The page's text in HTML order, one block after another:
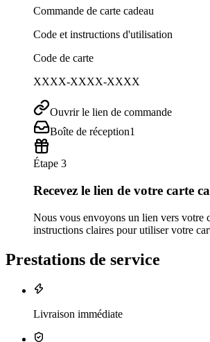
Commande de carte cadeau
Code et instructions d'utilisation
Code de carte
XXXX-XXXX-XXXX
Ouvrir le lien de commande
Boîte de réception1
Étape 3
Recevez le lien de votre carte
Nous vous envoyons un lien vers votre
instructions claires pour utiliser votre
Prestations de service
Livraison immédiate